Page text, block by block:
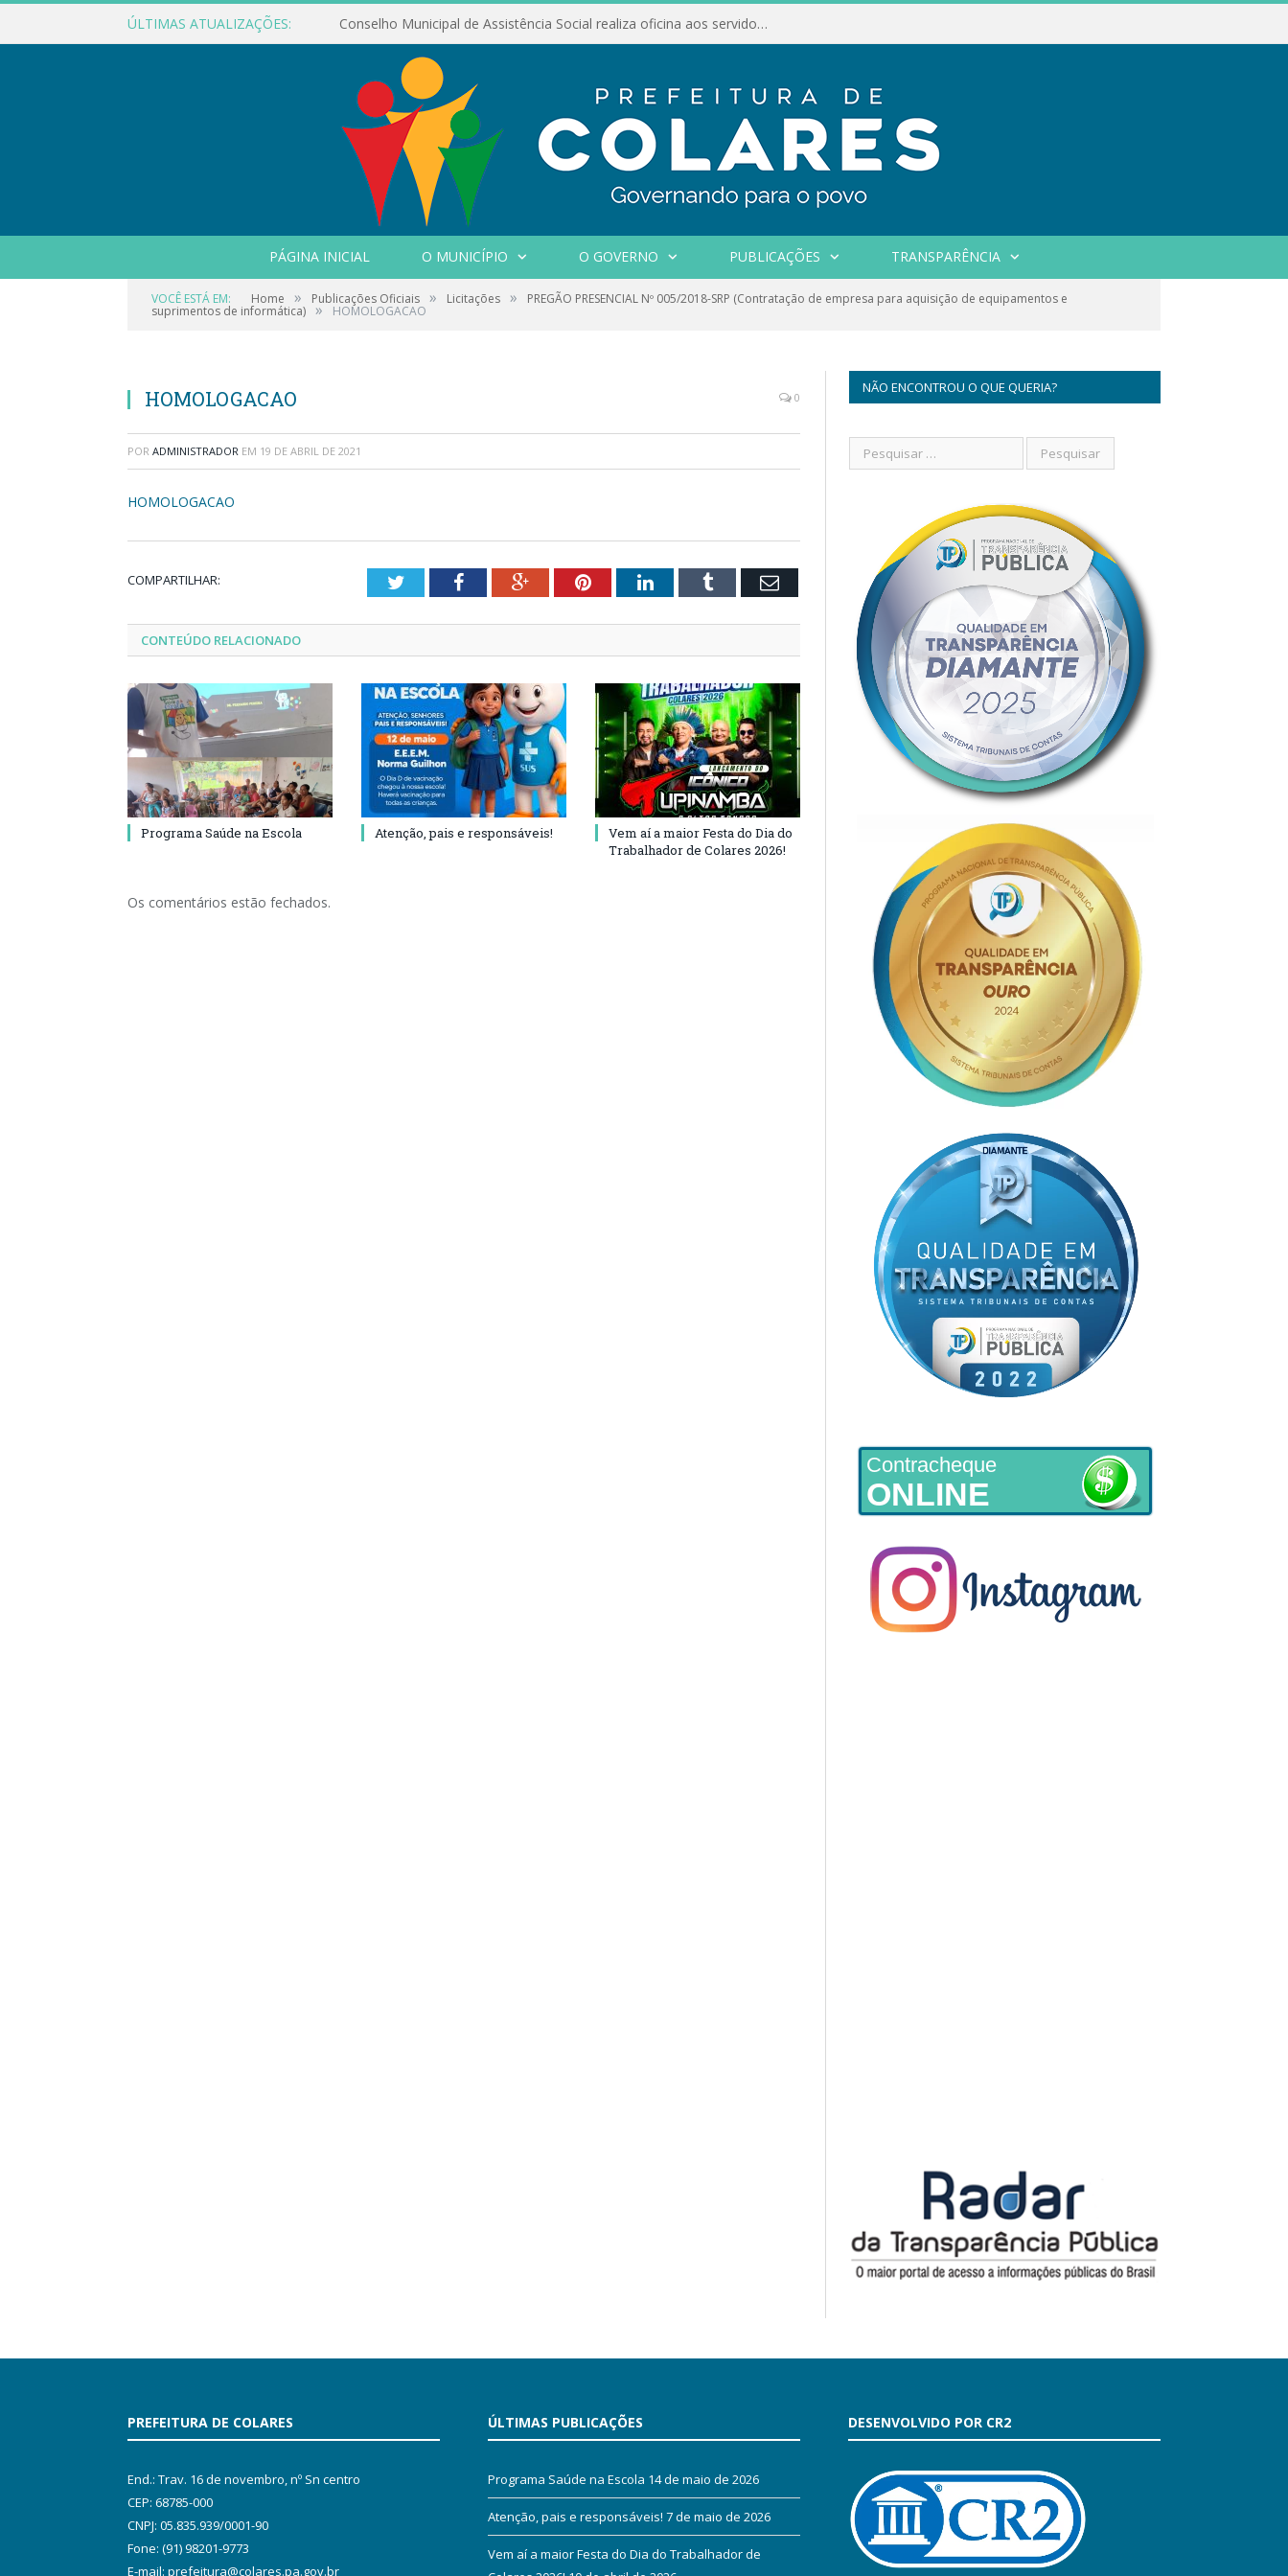
ÚLTIMAS ATUALIZAÇÕES: Conselho Municipal de Assistência Social realiza oficina aos servidores
PÁGINA INICIAL O MUNICÍPIO O GOVERNO PUBLICAÇÕES TRANSPARÊNCIA
VOCÊ ESTÁ EM: Home » Publicações Oficiais » Licitações » PREGÃO PRESENCIAL Nº 005/2018-SRP (Contratação de empresa para aquisição de equipamentos e
suprimentos de informática) » HOMOLOGACAO
HOMOLOGACAO 0
POR ADMINISTRADOR EM 19 DE ABRIL DE 2021
HOMOLOGACAO
COMPARTILHAR: TwitterFacebookGoogle+PinterestLinkedInTumblr Email
CONTEÚDO RELACIONADO
Programa Saúde na Escola Atenção, pais e responsáveis!
Vem aí a maior Festa do Dia do
Trabalhador de Colares 2026!
Os comentários estão fechados.
NÃO ENCONTROU O QUE QUERIA?
Contracheque
ONLINE
PREFEITURA DE COLARES
End.: Trav. 16 de novembro, nº Sn centro
CEP: 68785-000
CNPJ: 05.835.939/0001-90
Fone: (91) 98201-9773
E-mail: prefeitura@colares.pa.gov.br
ÚLTIMAS PUBLICAÇÕES
Programa Saúde na Escola 14 de maio de 2026
Atenção, pais e responsáveis! 7 de maio de 2026
Vem aí a maior Festa do Dia do Trabalhador de
DESENVOLVIDO POR CR2